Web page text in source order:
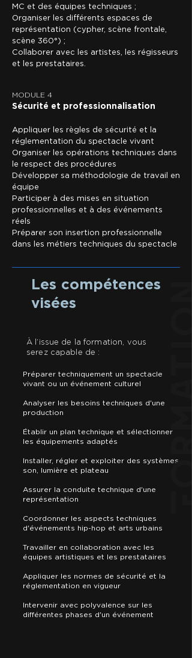
MC et des équipes techniques ;
Organiser les différents espaces de
représentation (cypher, scène frontale,
scène 360°) ;
Collaborer avec les artistes, les régisseurs
et les prestataires.
MODULE 4
Sécurité et professionnalisation
Appliquer les règles de sécurité et la
réglementation du spectacle vivant
Organiser les opérations techniques dans
le respect des procédures
Développer sa méthodologie de travail en
équipe
Participer à des mises en situation
professionnelles et à des événements
réels
Préparer son insertion professionnelle
dans les métiers techniques du spectacle
Les compétences
visées
À l’issue de la formation, vous
serez capable de :
Préparer techniquement un spectacle
vivant ou un événement culturel
Analyser les besoins techniques d'une
production
Établir un plan technique et sélectionner
les équipements adaptés
Installer, régler et exploiter des systèmes
son, lumière et plateau
Assurer la conduite technique d'une
représentation
Coordonner les aspects techniques
d'événements hip-hop et arts urbains
Travailler en collaboration avec les
équipes artistiques et les prestataires
Appliquer les normes de sécurité et la
réglementation en vigueur
Intervenir avec polyvalence sur les
différentes phases d'un événement
Formation